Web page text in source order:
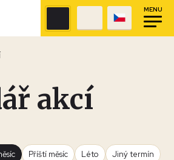
MENU
akcí
Příští měsíc Léto Jiný termín